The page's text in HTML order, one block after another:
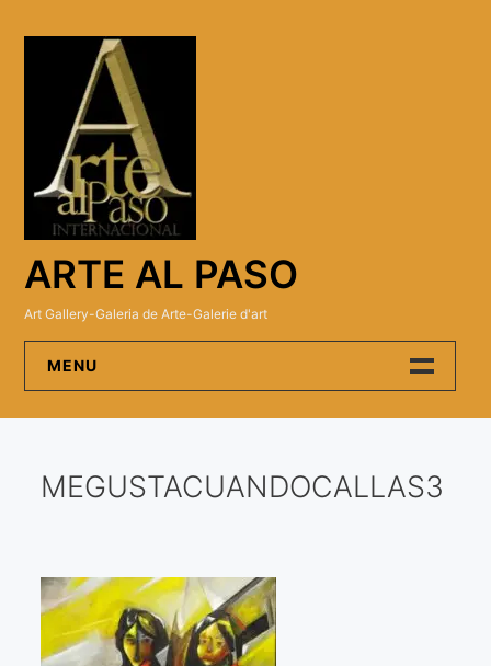
ARTE AL PASO
Art Gallery-Galeria de Arte-Galerie d'art
MENU
Artistas
Visitas a los ateliers o talleres de artistas
Presse
MEGUSTACUANDOCALLAS3